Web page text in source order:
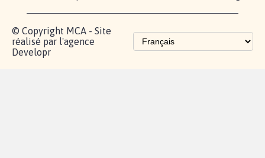
© Copyright MCA - Site
réalisé par l'agence
Developr